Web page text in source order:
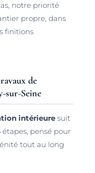
notre priorité
propre, dans
finitions
de
sur-Seine
intérieuresuit
pensé pour
tout au long